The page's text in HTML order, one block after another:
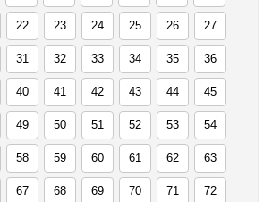
22 23 24 25 26 27
31 32 33 34 35 36
40 41 42 43 44 45
49 50 51 52 53 54
58 59 60 61 62 63
67 68 69 70 71 72